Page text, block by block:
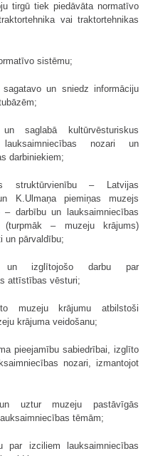
tirgū tiek piedāvāta normatīvo
vai traktortehnikas
sistēmu;
un sniedz informāciju
saglabā kultūrvēsturiskus
nozari un
darbiniekiem;
struktūrvienību – Latvijas
K.Ulmaņa piemiņas muzejs
darbību un lauksaimniecības
(turpmāk – muzeju krājums)
un pārvaldību;
un izglītojošo darbu par
attīstības vēsturi;
muzeju krājumu atbilstoši
krājuma veidošanu;
pieejamību sabiedrībai, izglīto
nozari, izmantojot
uztur muzeju pastāvīgās
tēmām;
par izciliem lauksaimniecības